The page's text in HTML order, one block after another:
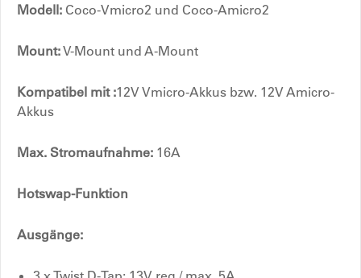
Modell: Coco-Vmicro2 und Coco-Amicro2
Mount:V-Mount und A-Mount
Kompatibel mit :12V Vmicro-Akkus bzw. 12V Amicro-
Akkus
Max. Stromaufnahme: 16A
Hotswap-Funktion
Ausgänge: